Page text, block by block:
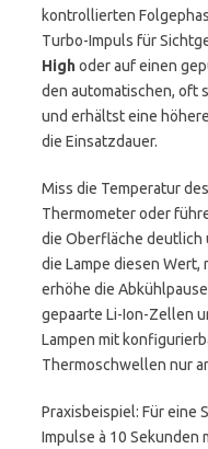
kontrollierten
Turbo-Impuls für
Highoder auf einen
den automatischen, oft
und erhältst eine
die Einsatzdauer.
Miss die Temperatur
Thermometer oder
die Oberfläche deutlich
die Lampe diesen
erhöhe die
gepaarte Li-Ion-Zellen
Lampen mit
Thermoschwellen nur
Praxisbeispiel: Für eine
Impulse à 10 Sekunden